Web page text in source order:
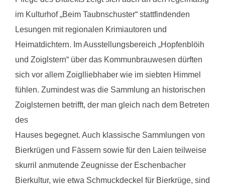
im Kulturhof „Beim Taubnschuster“ stattfindenden
Lesungen mit regionalen Krimiautoren und
Heimatdichtern. Im Ausstellungsbereich „Hopfenblöih
und Zoiglstern“ über das Kommunbrauwesen dürften
sich vor allem Zoiglliebhaber wie im siebten Himmel
fühlen. Zumindest was die Sammlung an historischen
Zoiglsternen betrifft, der man gleich nach dem Betreten
des
Hauses begegnet. Auch klassische Sammlungen von
Bierkrügen und Fässern sowie für den Laien teilweise
skurril anmutende Zeugnisse der Eschenbacher
Bierkultur, wie etwa Schmuckdeckel für Bierkrüge, sind